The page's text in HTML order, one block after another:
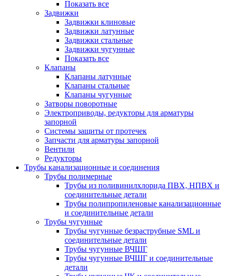
Показать все
Задвижки
Задвижки клиновые
Задвижки латунные
Задвижки стальные
Задвижки чугунные
Показать все
Клапаны
Клапаны латунные
Клапаны стальные
Клапаны чугунные
Затворы поворотные
Электроприводы, редукторы для арматуры
запорной
Системы защиты от протечек
Запчасти для арматуры запорной
Вентили
Редукторы
Трубы канализационные и соединения
Трубы полимерные
Трубы из поливинилхлорида ПВХ, НПВХ и
соединительные детали
Трубы полипропиленовые канализационные
и соединительные детали
Трубы чугунные
Трубы чугунные безраструбные SML и
соединительные детали
Трубы чугунные ВЧШГ
Трубы чугунные ВЧШГ и соединительные
детали